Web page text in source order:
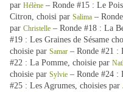
par Hélène – Ronde #15 : Le
Citron, choisi par Salima –
par Christelle – Ronde #18 : La
#19 : Les Graines de Sésame
choisie par Samar – Ronde #21 :
#22 : La Pomme, choisie par
choisie par Sylvie – Ronde #24 :
#25 : Les Agrumes, choisies par